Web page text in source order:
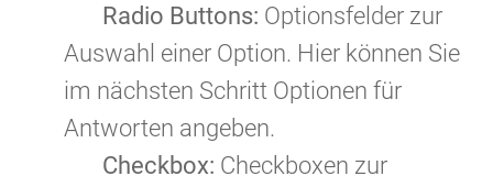
Radio Buttons: Optionsfelder zur
Auswahl einer Option. Hier können Sie
im nächsten Schritt Optionen für
Antworten angeben.
Checkbox: Checkboxen zur